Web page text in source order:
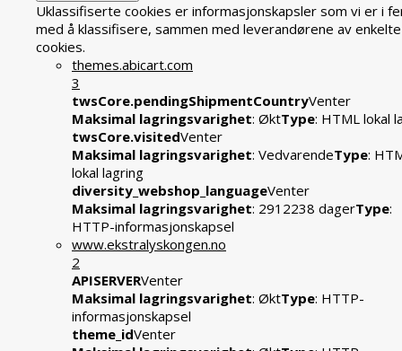
Uklassifiserte cookies er informasjonskapsler som vi er i
med å klassifisere, sammen med leverandørene av enkelte
cookies.
themes.abicart.com
3
twsCore.pendingShipmentCountryVenter
Maksimal lagringsvarighet: ØktType: HTML lokal
twsCore.visitedVenter
Maksimal lagringsvarighet: VedvarendeType:
lokal lagring
diversity_webshop_languageVenter
Maksimal lagringsvarighet: 2912238 dagerType:
HTTP-informasjonskapsel
www.ekstralyskongen.no
2
APISERVERVenter
Maksimal lagringsvarighet: ØktType: HTTP-
informasjonskapsel
theme_idVenter